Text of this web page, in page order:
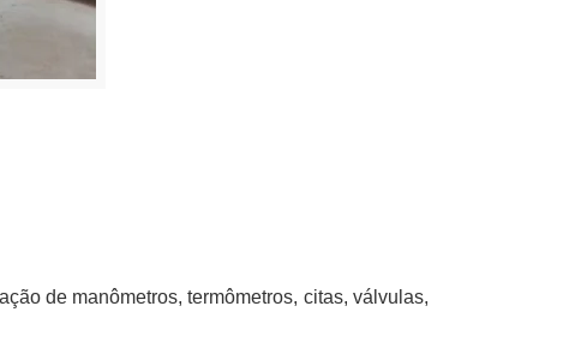
de manômetros, termômetros, citas, válvulas,